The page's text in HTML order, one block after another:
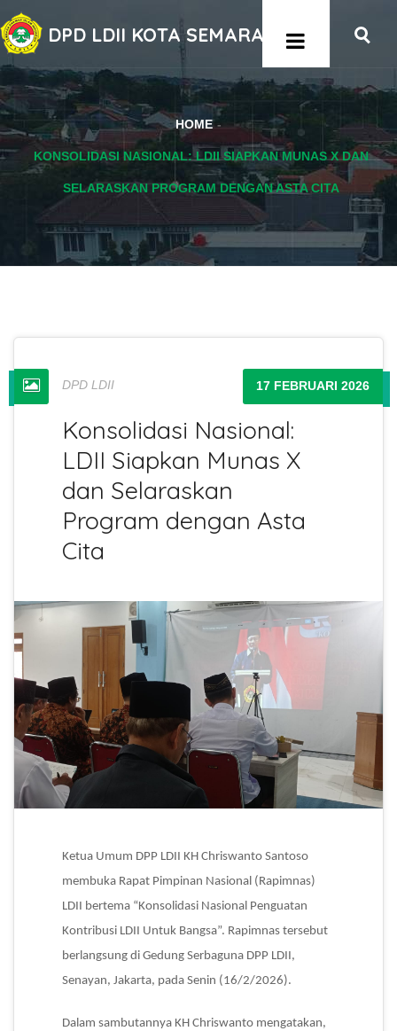
DPD LDII KOTA SEMARANG
HOME
KONSOLIDASI NASIONAL: LDII SIAPKAN MUNAS X DAN
SELARASKAN PROGRAM DENGAN ASTA CITA
DPD LDII
Konsolidasi Nasional:
LDII Siapkan Munas X
dan Selaraskan
Program dengan Asta
Cita
17 FEBRUARI 2026
Ketua Umum DPP LDII KH Chriswanto Santoso
membuka Rapat Pimpinan Nasional (Rapimnas)
LDII bertema “Konsolidasi Nasional Penguatan
Kontribusi LDII Untuk Bangsa”. Rapimnas tersebut
berlangsung di Gedung Serbaguna DPP LDII,
Senayan, Jakarta, pada Senin (16/2/2026).
Dalam sambutannya KH Chriswanto mengatakan,